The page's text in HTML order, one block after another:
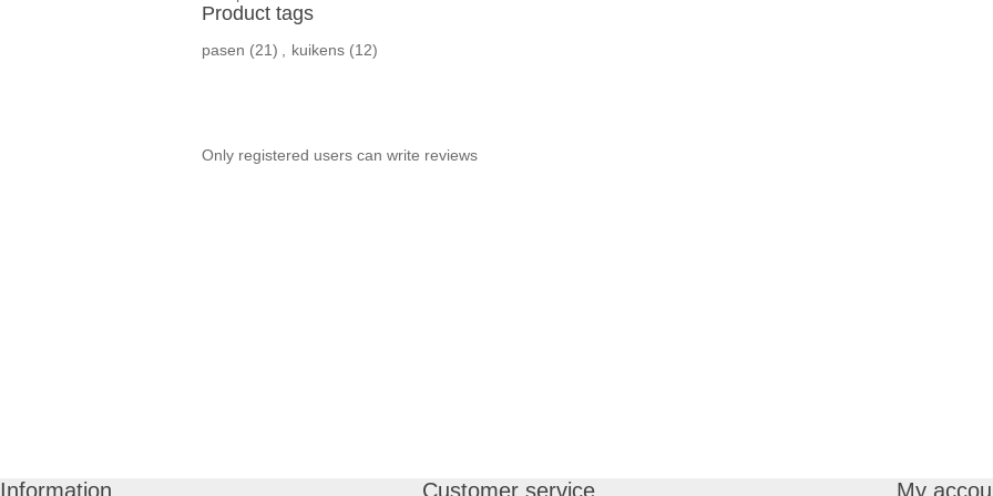
Product tags
pasen (21) kuikens (12)
Only registered users can write reviews
Information Customer service My